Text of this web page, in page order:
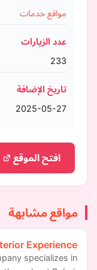
مواقع خدمات
عدد الزيارات
233
تاريخ الإضافة
2025-05-27
افتح الموقع
مواقع مشابهة
Experience
specializes in